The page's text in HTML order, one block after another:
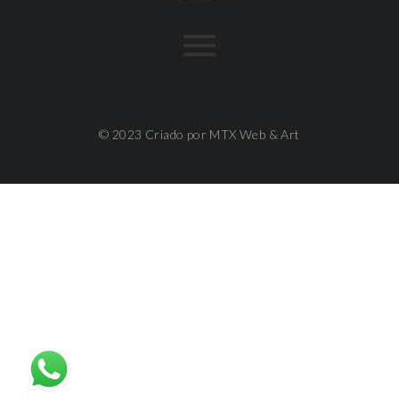
© 2023 Criado por MTX Web & Art